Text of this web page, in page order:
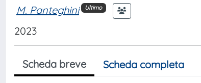
M. Panteghini Ultimo
2023
Scheda breve Scheda completa